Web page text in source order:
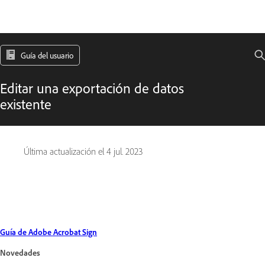
Guía del usuario
Editar una exportación de datos
existente
Última actualización el 4 jul. 2023
Guía de Adobe Acrobat Sign
Novedades